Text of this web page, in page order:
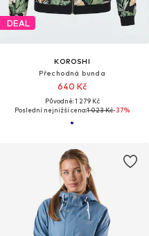
DEAL
KOROSHI
Přechodná bunda
640 Kč
Původně: 1 279 Kč
Poslední nejnižší cena:1 023 Kč-37%